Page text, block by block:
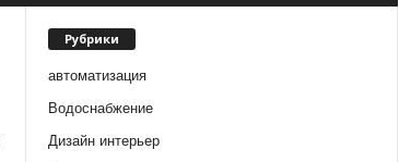
Рубрики
автоматизация
Водоснабжение
Дизайн интерьер